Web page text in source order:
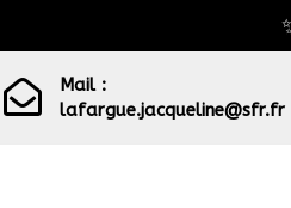

Mail :
lafargue.jacqueline@sfr.fr